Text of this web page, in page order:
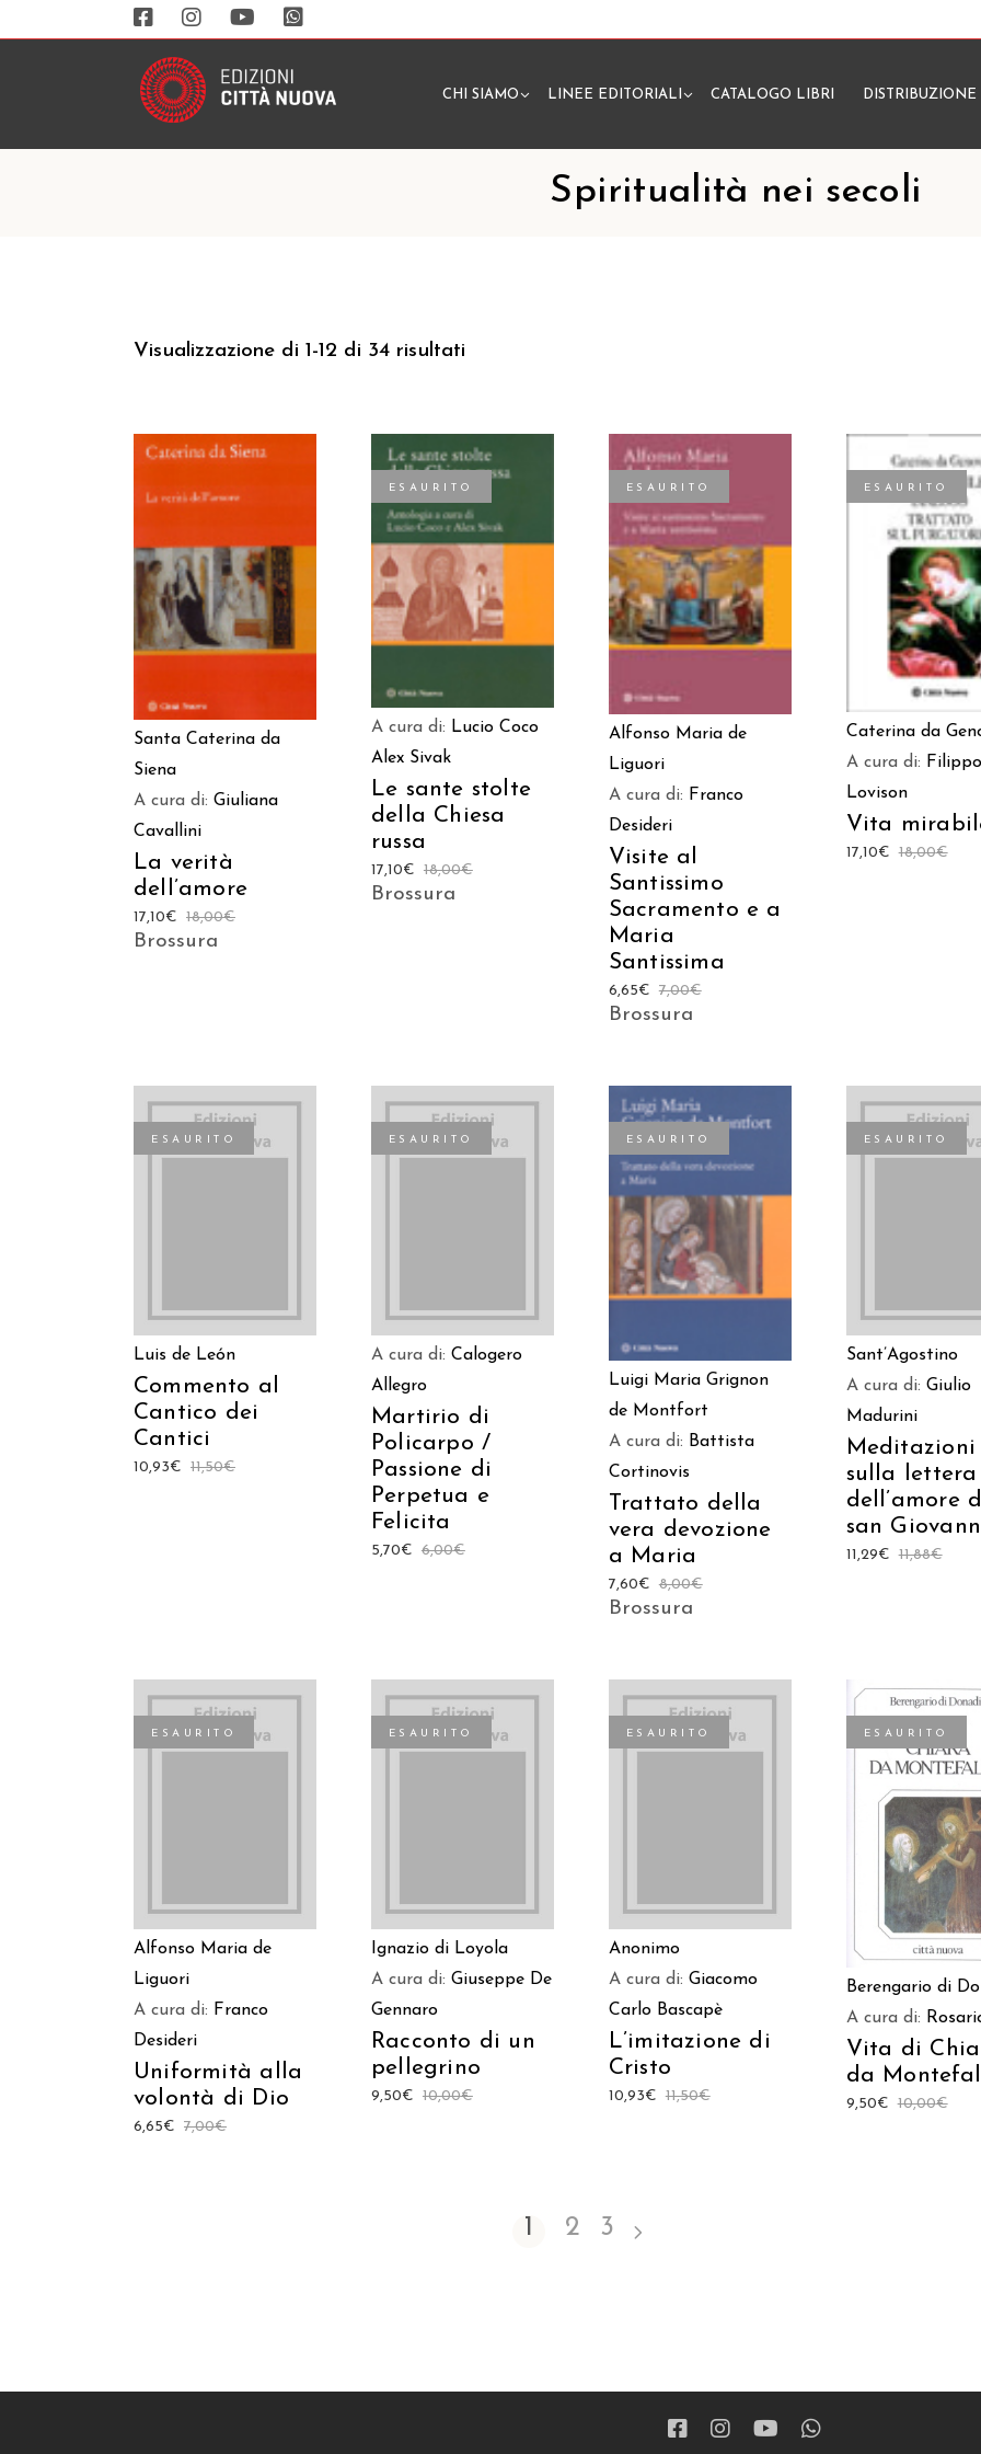
CHI SIAMO LINEE EDITORIALI CATALOGO LIBRI DISTRIBUZIONE
Spiritualità nei secoli
Visualizzazione di 1-12 di 34 risultati
AGGIUNGI AL CARRELLO
Santa Caterina da
Siena
A cura di: Giuliana
Cavallini
La verità
dell’amore
18,00€
17,10€
Brossura
ESAURITO
LEGGI TUTTO
A cura di: Lucio Coco
Alex Sivak
Le sante stolte
della Chiesa
russa
18,00€
17,10€
Brossura
ESAURITO
LEGGI TUTTO
Alfonso Maria de
Liguori
A cura di: Franco
Desideri
Visite al
Santissimo
Sacramento e a
Maria
Santissima
7,00€
6,65€
Brossura
ESAURITO
LEGGI TUTTO
Caterina da
A cura di: Filippo
Lovison
Vita
18,00€
17,10€
ESAURITO
Luis de León
Commento al
Cantico dei
Cantici
11,50€
10,93€
ESAURITO
A cura di: Calogero
Allegro
Martirio di
Policarpo /
Passione di
Perpetua e
Felicita
6,00€
5,70€
ESAURITO
LEGGI TUTTO
Luigi Maria Grignon
de Montfort
A cura di: Battista
Cortinovis
Trattato della
vera devozione
a Maria
8,00€
7,60€
Brossura
ESAURITO
Sant’Agostino
A cura di: Giulio
Madurini
Meditazioni
sulla lettera
dell’amore
san
11,88€
11,29€
ESAURITO
Alfonso Maria de
Liguori
A cura di: Franco
Desideri
Uniformità alla
volontà di Dio
7,00€
6,65€
ESAURITO
Ignazio di Loyola
A cura di: Giuseppe De
Gennaro
Racconto di un
pellegrino
10,00€
9,50€
ESAURITO
Anonimo
A cura di: Giacomo
Carlo Bascapè
L’imitazione di
Cristo
11,50€
10,93€
ESAURITO
LEGGI TUTTO
Berengario di
A cura di:
Vita di
da
10,00€
9,50€
1 2 3